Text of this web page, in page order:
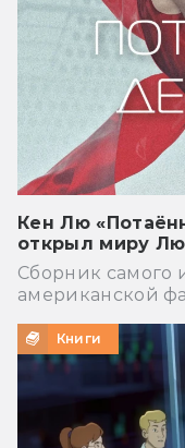
Кен Лю
открыл миру
Сборник самого
американской
Книги